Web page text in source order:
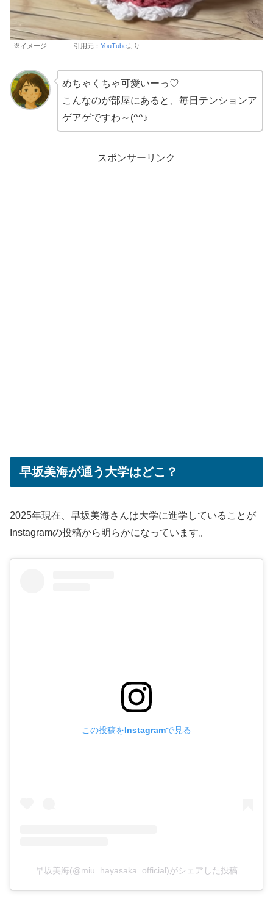
※イメージ 引用元： YouTubeより
めちゃくちゃ可愛いーっ♡
こんなのが部屋にあると、毎日テンションア
ゲアゲですわ～(^^♪
スポンサーリンク
早坂美海が通う大学はどこ？
2025年現在、早坂美海さんは大学に進学していることが
Instagramの投稿から明らかになっています。
この投稿をInstagramで見る
早坂美海(@miu_hayasaka_official)がシェアした投稿